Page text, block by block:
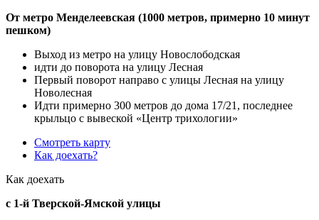
От метро Менделеевская (1000 метров, примерно 10 минут
пешком)
Выход из метро на улицу Новослободская
идти до поворота на улицу Лесная
Первый поворот направо с улицы Лесная на улицу
Новолесная
Идти примерно 300 метров до дома 17/21, последнее
крыльцо с вывеской «Центр трихологии»
Смотреть карту
Как доехать?
Как доехать
с 1-й Тверской-Ямской улицы